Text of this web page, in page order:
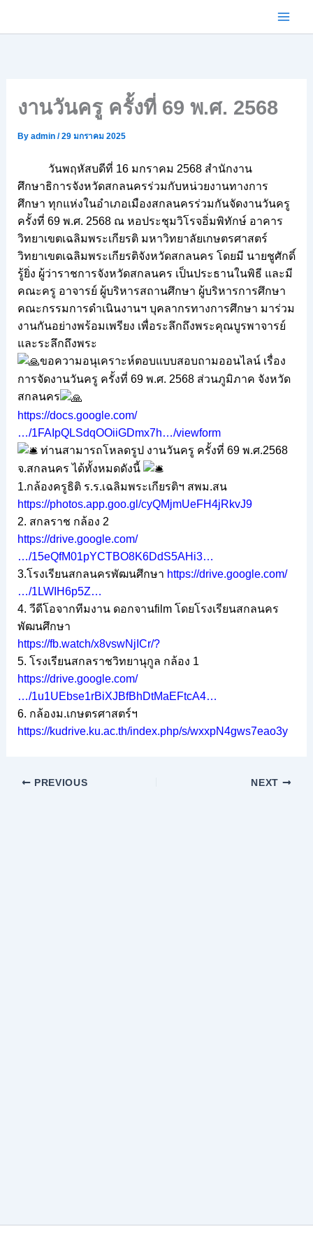
งานวันครู ครั้งที่ 69 พ.ศ. 2568
By admin /29 มกราคม 2025
วันพฤหัสบดีที่ 16 มกราคม 2568 สำนักงาน
ศึกษาธิการจังหวัดสกลนครร่วมกับหน่วยงานทางการ
ศึกษา ทุกแห่งในอำเภอเมืองสกลนครร่วมกันจัดงานวันครู
ครั้งที่ 69 พ.ศ. 2568 ณ หอประชุมวิโรจอิ่มพิทักษ์ อาคาร
วิทยาเขตเฉลิมพระเกียรติ มหาวิทยาลัยเกษตรศาสตร์
วิทยาเขตเฉลิมพระเกียรติจังหวัดสกลนคร โดยมี นายชูศักดิ์
รู้ยิ่ง ผู้ว่าราชการจังหวัดสกลนคร เป็นประธานในพิธี และมี
คณะครู อาจารย์ ผู้บริหารสถานศึกษา ผู้บริหารการศึกษา
คณะกรรมการดำเนินงานฯ บุคลากรทางการศึกษา มาร่วม
งานกันอย่างพร้อมเพรียง เพื่อระลึกถึงพระคุณบูรพาจารย์
และระลึกถึงพระ
ขอความอนุเคราะห์ตอบแบบสอบถามออนไลน์ เรื่อง
การจัดงานวันครู ครั้งที่ 69 พ.ศ. 2568 ส่วนภูมิภาค จังหวัด
สกลนคร
https://docs.google.com/
…/1FAIpQLSdqOOiiGDmx7h…/viewform
ท่านสามารถโหลดรูป งานวันครู ครั้งที่ 69 พ.ศ.2568
จ.สกลนคร ได้ทั้งหมดดังนี้
1.กล้องครูธิติ ร.ร.เฉลิมพระเกียรติฯ สพม.สน
https://photos.app.goo.gl/cyQMjmUeFH4jRkvJ9
2. สกลราช กล้อง 2
https://drive.google.com/
…/15eQfM01pYCTBO8K6DdS5AHi3…
3.โรงเรียนสกลนครพัฒนศึกษา https://drive.google.com/
…/1LWIH6p5Z…
4. วีดีโอจากทีมงาน ดอกจานfilm โดยโรงเรียนสกลนคร
พัฒนศึกษา
https://fb.watch/x8vswNjICr/?
5. โรงเรียนสกลราชวิทยานุกูล กล้อง 1
https://drive.google.com/
…/1u1UEbse1rBiXJBfBhDtMaEFtcA4…
6. กล้องม.เกษตรศาสตร์ฯ
https://kudrive.ku.ac.th/index.php/s/wxxpN4gws7eao3y
PREVIOUS NEXT